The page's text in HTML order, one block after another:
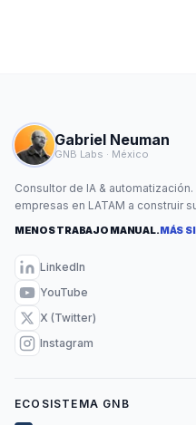
Gabriel Neuman
GNB Labs · México
Consultor de IA &
empresas en LATAM a construir
MENOS TRABAJO MANUAL.MÁS
LinkedIn
YouTube
X (Twitter)
Instagram
ECOSISTEMA GNB